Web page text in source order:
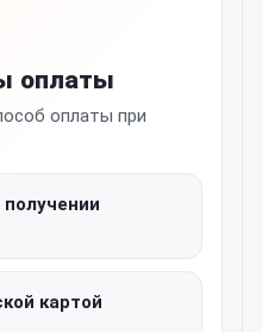
оплаты
оплаты при
картой